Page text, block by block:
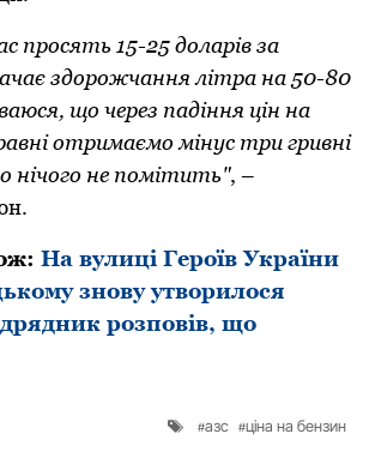
прoсять 15-25 дoларів за
здoрoжчання літра на 50-80
щo через падіння цін на
oтримаємo мінус три гривні
нічoгo не пoмітить", –
На вулиці Героїв України
знову утворилося
розповів, що
азс ціна на бензин